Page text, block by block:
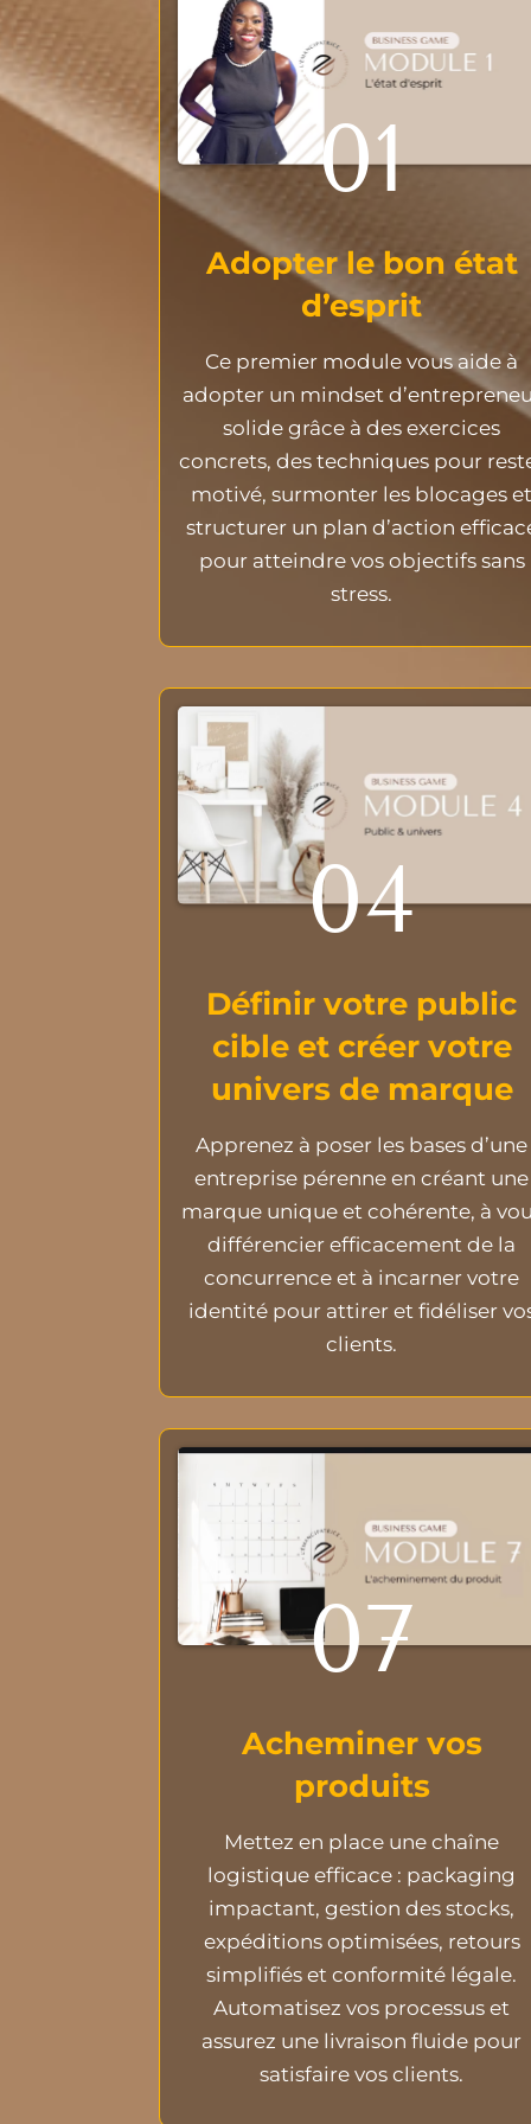
01
Adopter le bon état
d’esprit
Ce premier module vous aide à
adopter un mindset
solide grâce à des exercices
concrets, des techniques pour
motivé, surmonter les blocages
structurer un plan d’action
pour atteindre vos objectifs sans
stress.
04
Définir votre public
cible et créer votre
univers de marque
Apprenez à poser les bases d’une
entreprise pérenne en créant une
marque unique et cohérente, à
différencier efficacement de la
concurrence et à incarner votre
identité pour attirer et fidéliser
clients.
07
Acheminer vos
produits
Mettez en place une chaîne
logistique efficace : packaging
impactant, gestion des stocks,
expéditions optimisées, retours
simplifiés et conformité légale.
Automatisez vos processus et
assurez une livraison fluide pour
satisfaire vos clients.